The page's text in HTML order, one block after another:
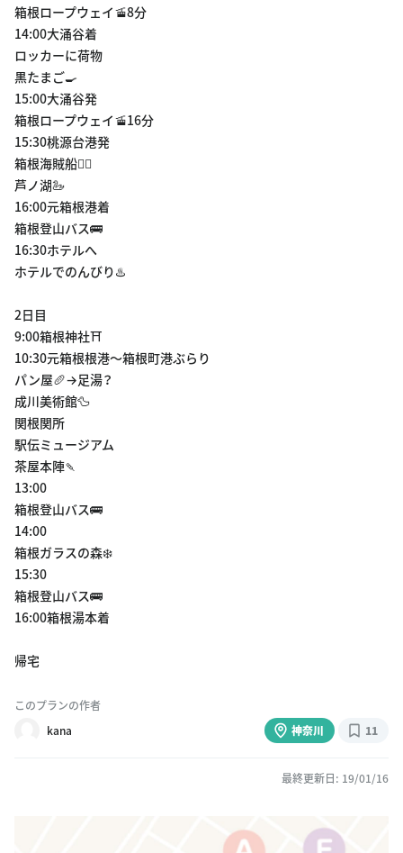
箱根ロープウェイ🚡8分
14:00大涌谷着
ロッカーに荷物
黒たまご🍳
15:00大涌谷発
箱根ロープウェイ🚡16分
15:30桃源台港発
箱根海賊船🏴‍☠️
芦ノ湖🦢
16:00元箱根港着
箱根登山バス🚌
16:30ホテルへ
ホテルでのんびり♨️
2日目
9:00箱根神社⛩
10:30元箱根根港〜箱根町港ぶらり
パン屋🥖→足湯？
成川美術館🦆
関根関所
駅伝ミュージアム
茶屋本陣🍡
13:00
箱根登山バス🚌
14:00
箱根ガラスの森❄️
15:30
箱根登山バス🚌
16:00箱根湯本着
帰宅
このプランの作者
kana
神奈川 11
最終更新日: 19/01/16